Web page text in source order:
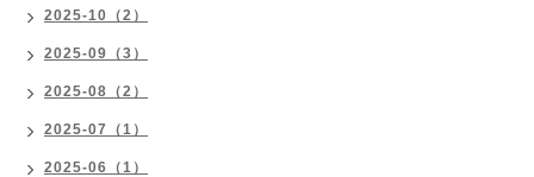
2025-10（2）
2025-09（3）
2025-08（2）
2025-07（1）
2025-06（1）